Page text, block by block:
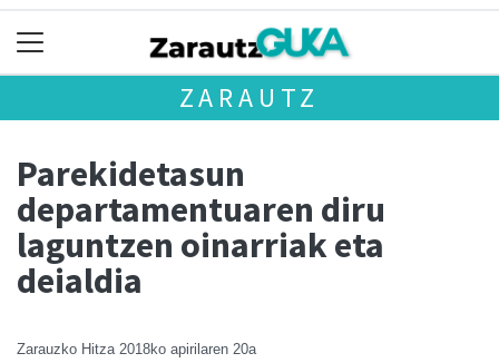
ZARAUTZ
Parekidetasun
departamentuaren diru
laguntzen oinarriak eta
deialdia
Zarauzko Hitza 2018ko apirilaren 20a